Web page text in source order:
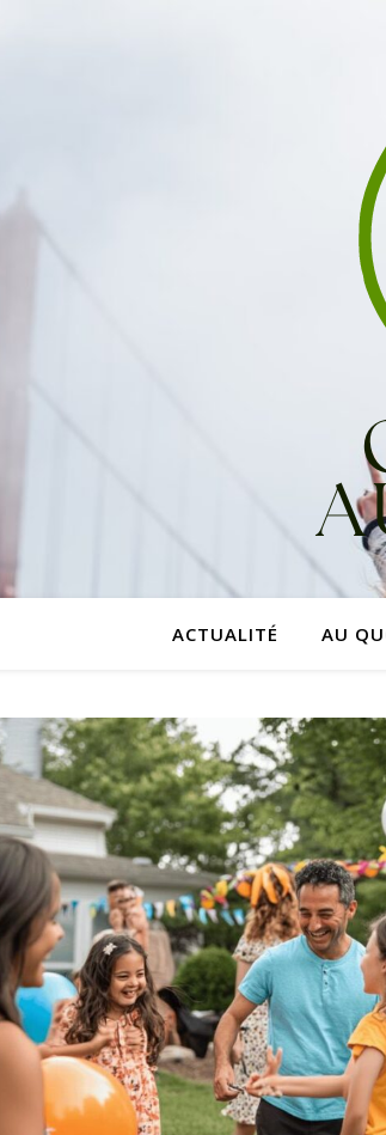
ACTUALITÉ AU